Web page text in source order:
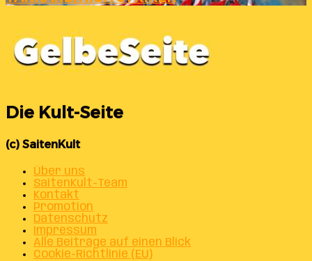
Die Kult-Seite
(c) SaitenKult
Über uns
SaitenKult-Team
Kontakt
Promotion
Datenschutz
Impressum
Alle Beiträge auf einen Blick
Cookie-Richtlinie (EU)